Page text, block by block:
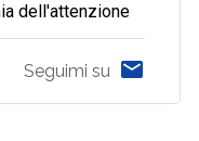
dell'attenzione
Seguimi su